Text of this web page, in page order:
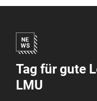
Tag für gute
LMU